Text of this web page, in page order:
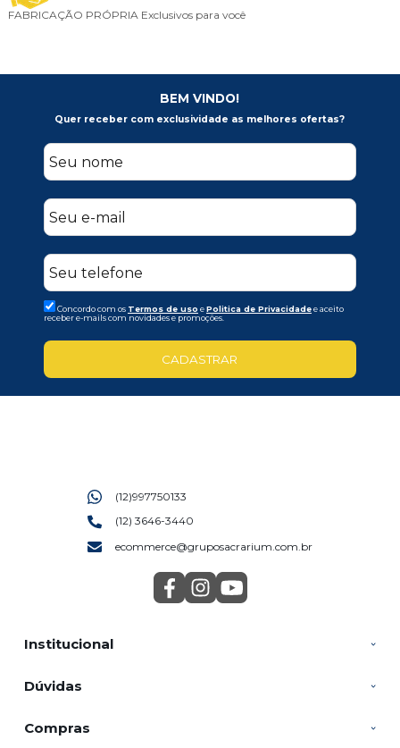
FABRICAÇÃO PRÓPRIA Exclusivos para você
BEM VINDO!
Quer receber com exclusividade as melhores ofertas?
Concordo com os Termos de uso ePolitica de Privacidadee aceito
receber e-mails com novidades e promoções.
CADASTRAR
Institucional
Dúvidas
Compras
(12)997750133
(12) 3646-3440
ecommerce@gruposacrarium.com.br